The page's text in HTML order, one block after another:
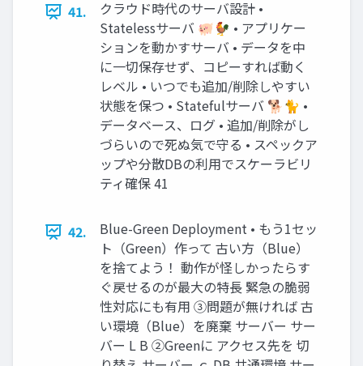
41.
クラウド時代のサーバ設計 •
Statelessサーバ 🐖🐓 • アプリケー
ションを動かすサーバ • データを中
に一切保存せず、コピーすれば動く
レベル • いつでも追加/削除しやすい
状態を保つ • Statefulサーバ 🐕🐈 •
データベース、ログ • 追加/削除がし
づらいので死ぬ気で守る • スペックア
ップや分散DBの利用でスケーラビリ
ティ確保 41
42.
Blue-Green Deployment • もう1セッ
ト（Green）作って 古い方（Blue）
を捨てよう！ 動作が怪しかったらす
ぐ戻せるのが最大の特長 緊急の脆弱
性対応にも有用 ③問題が無ければ 古
い環境（Blue）を廃棄 サーバー サー
バー L B ②Greenに アクセス先を 切